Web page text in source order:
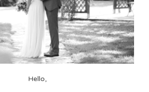
Hello,